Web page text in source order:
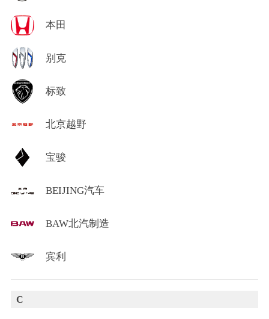
本田
别克
标致
北京越野
宝骏
BEIJING汽车
BAW北汽制造
宾利
C